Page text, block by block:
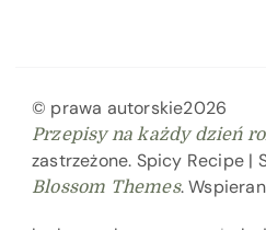
© prawa autorskie2026
Przepisy na każdy dzień
zastrzeżone. Spicy Recipe |
Blossom Themes.